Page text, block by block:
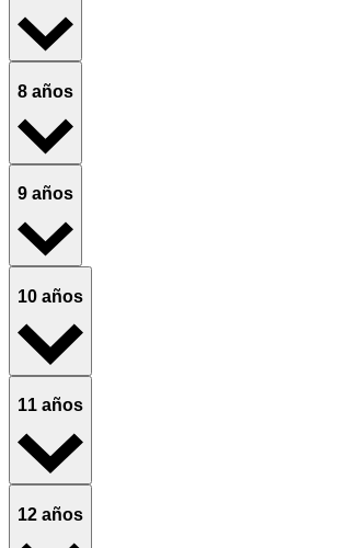
8 años
9 años
10 años
11 años
12 años